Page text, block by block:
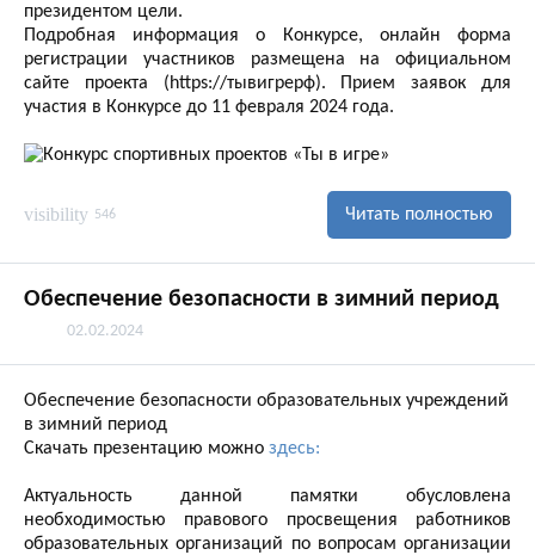
президентом цели.
Подробная информация о Конкурсе, онлайн форма
регистрации участников размещена на официальном
сайте проекта (https://тывигрерф). Прием заявок для
участия в Конкурсе до 11 февраля 2024 года.
visibility 546 Читать полностью
Обеспечение безопасности в зимний период
02.02.2024
Обеспечение безопасности образовательных учреждений
в зимний период
Скачать презентацию можно здесь:
Актуальность данной памятки обусловлена
необходимостью правового просвещения работников
образовательных организаций по вопросам организации